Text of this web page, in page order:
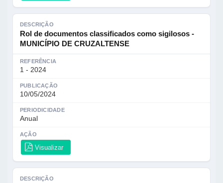
DESCRIÇÃO
Rol de documentos classificados como sigilosos -
MUNICÍPIO DE CRUZALTENSE
REFERÊNCIA
1 - 2024
PUBLICAÇÃO
10/05/2024
PERIODICIDADE
Anual
AÇÃO
Visualizar
DESCRIÇÃO